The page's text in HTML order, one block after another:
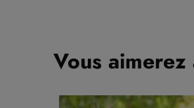
Vous aimerez